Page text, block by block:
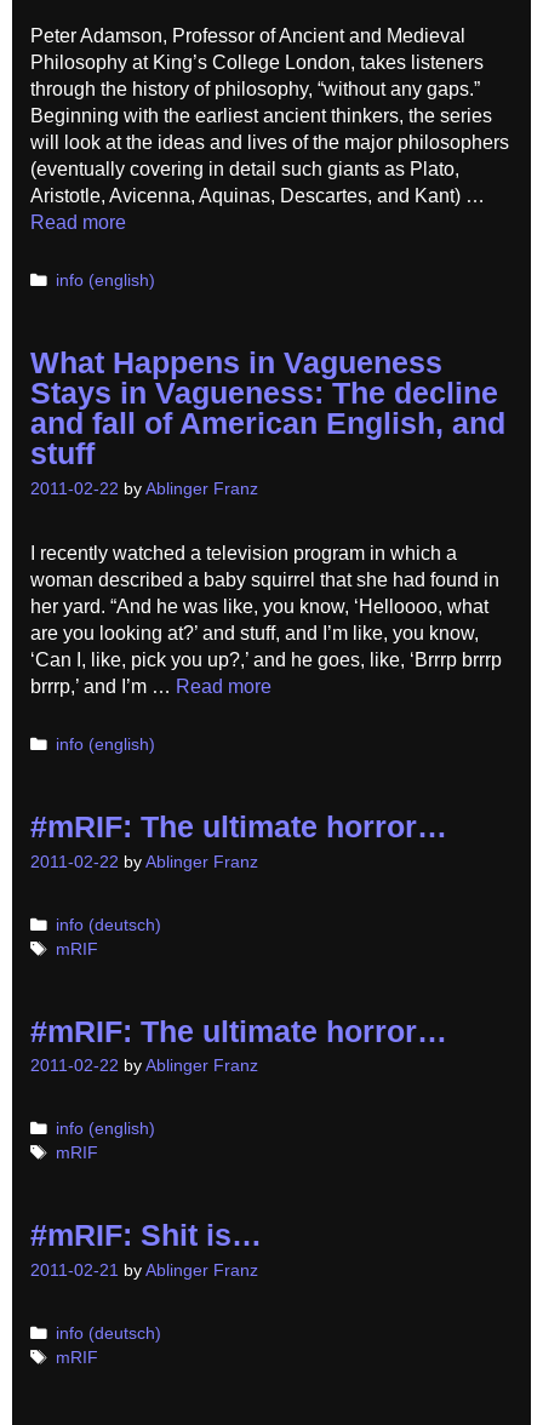
Peter Adamson, Professor of Ancient and Medieval
Philosophy at King’s College London, takes listeners
through the history of philosophy, “without any gaps.”
Beginning with the earliest ancient thinkers, the series
will look at the ideas and lives of the major philosophers
(eventually covering in detail such giants as Plato,
Aristotle, Avicenna, Aquinas, Descartes, and Kant) …
Read more
Categories
info (english)
What Happens in Vagueness
Stays in Vagueness: The decline
and fall of American English, and
stuff
2011-02-22 by Ablinger Franz
I recently watched a television program in which a
woman described a baby squirrel that she had found in
her yard. “And he was like, you know, ‘Helloooo, what
are you looking at?’ and stuff, and I’m like, you know,
‘Can I, like, pick you up?,’ and he goes, like, ‘Brrrp brrrp
brrrp,’ and I’m … Read more
Categories
info (english)
#mRIF: The ultimate horror…
2011-02-22 by Ablinger Franz
Categories
info (deutsch)
Tags
mRIF
#mRIF: The ultimate horror…
2011-02-22 by Ablinger Franz
Categories
info (english)
Tags
mRIF
#mRIF: Shit is…
2011-02-21 by Ablinger Franz
Categories
info (deutsch)
Tags
mRIF